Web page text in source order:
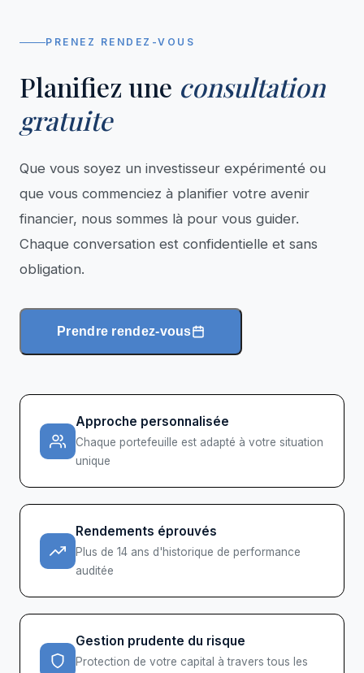
PRENEZ RENDEZ-VOUS
Planifiez une consultation
gratuite
Que vous soyez un investisseur expérimenté ou
que vous commenciez à planifier votre avenir
financier, nous sommes là pour vous guider.
Chaque conversation est confidentielle et sans
obligation.
Prendre rendez-vous
Approche personnalisée
Chaque portefeuille est adapté à votre situation
unique
Rendements éprouvés
Plus de 14 ans d'historique de performance
auditée
Gestion prudente du risque
Protection de votre capital à travers tous les